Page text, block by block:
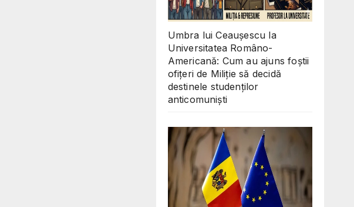
Umbra lui Ceaușescu la
Universitatea Româno-
Americană: Cum au ajuns foștii
ofițeri de Miliție să decidă
destinele studenților
anticomuniști